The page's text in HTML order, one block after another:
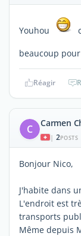
Youhou
beaucoup
Réagir
C Carmen
| 2POSTS
Bonjour Nico,
J'habite dans
L'endroit est
transports
Même depuis